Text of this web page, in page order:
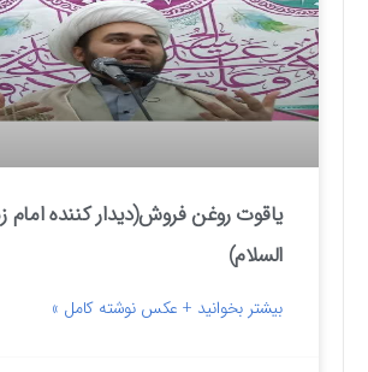
یاقوت روغن فروش(دیدار کننده امام
السلام)
بیشتر بخوانید + عکس نوشته کامل »